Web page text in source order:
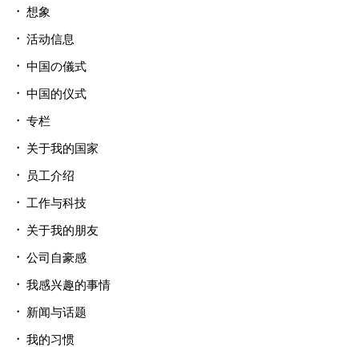
想象
活动信息
中国の儀式
中国的仪式
专栏
关于我的国家
员工介绍
工作与科技
关于我的朋友
公司自豪感
我感兴趣的事情
新闻与话题
我的习惯